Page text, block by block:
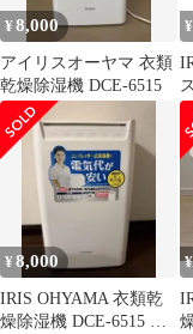
¥8,000
アイリスオーヤマ 衣類
乾燥除湿機 DCE-6515
¥
¥8,000
IRIS OHYAMA 衣類乾
燥除湿機 DCE-6515 本
¥